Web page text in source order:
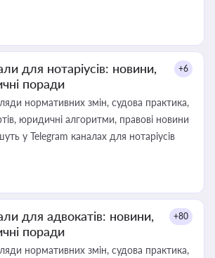
для нотаріусів: новини,
поради
+6
нормативних змін, судова практика,
юридичні алгоритми, правові новини
у Telegram каналах для нотаріусів
для адвокатів: новини,
поради
+80
нормативних змін, судова практика,